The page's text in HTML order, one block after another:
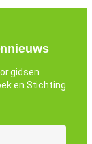
gidsen
en Stichting